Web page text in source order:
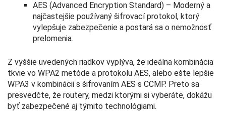
AES (Advanced Encryption Standard) – Moderný a
najčastejšie používaný šifrovací protokol, ktorý
vylepšuje zabezpečenie a postará sa o nemožnosť
prelomenia.
Z vyššie uvedených riadkov vyplýva, že ideálna kombinácia
tkvie vo WPA2 metóde a protokolu AES, alebo ešte lepšie
WPA3 v kombinácii s šifrovaním AES s CCMP. Preto sa
presvedčte, že routery, medzi ktorými si vyberáte, dokážu
byť zabezpečené aj týmito technológiami.